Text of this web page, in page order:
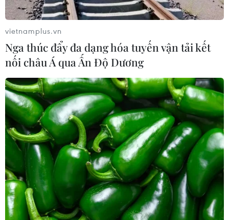
Xem thêm
CƠ QUAN CHỦ QUẢN: THÔNG TẤN XÃ VIỆT NAM
Tổng Biên tập: TRẦN TIẾN DUẨN
Phó Tổng Biên tập: NGUYỄN THỊ TÁM, KHÚC THANH
THỦY
Sở hữu trí tuệ
Quy định sử dụng
RSS
Hỗ trợ
Ngôn ngữ
TTXVN
vietnamplus.vn
Nga thúc đẩy đa dạng hóa tuyến vận tải kết
nối châu Á qua Ấn Độ Dương